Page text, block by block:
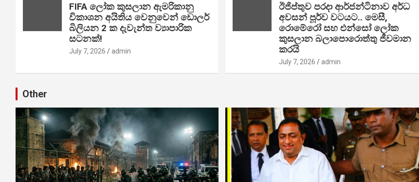
FIFA ලෝක කුසලාන ඇමරිකානු
විකාශන අයිතිය වෙනුවෙන් ඩොලර්
බිලියන 2 ක දැවැන්ත ව්‍යාපාරික
සටනක්!
July 7, 2026 admin
ඊජිප්තුව පරදා ආර්ජන්ටිනාව අර්ධ
අවසන් පූර්ව වටයට.. මෙසී,
රොමේරෝ සහ එන්සෝ ලෝක
කුසලාන බලාපොරොත්තු ජීවමාන
කරයි
July 7, 2026 admin
Other